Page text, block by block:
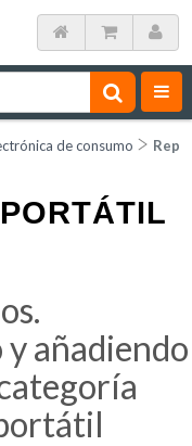
de consumo
añadiendo